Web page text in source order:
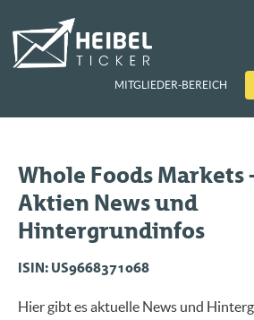
MITGLIEDER-BEREICH
Whole Foods
Aktien News und
Hintergrundinfos
ISIN: US9668371068
Hier gibt es aktuelle News und